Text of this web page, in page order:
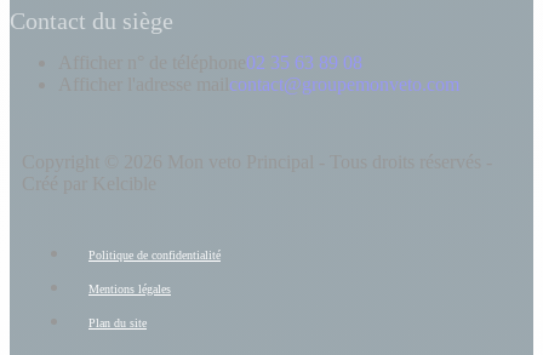
Contact du siège
02 35 63 89 08
contact@groupemonveto.com
Copyright © 2026 Mon veto Principal - Tous droits réservés -
Politique de confidentialité
Mentions légales
Plan du site